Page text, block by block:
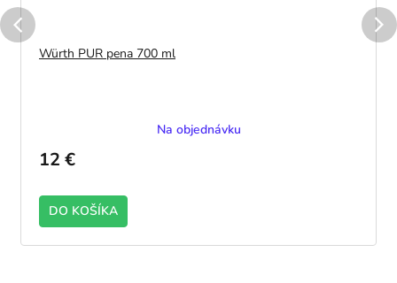
Würth PUR pena 700 ml
Na objednávku
12 €
DO KOŠÍKA